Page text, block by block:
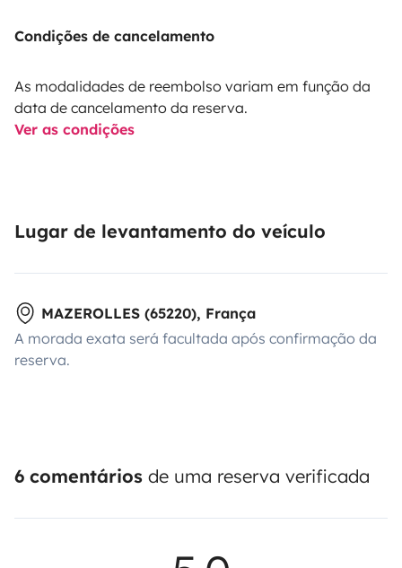
Condições de cancelamento
As modalidades de reembolso variam em função da
data de cancelamento da reserva.
Ver as condições
Lugar de levantamento do veículo
MAZEROLLES (65220), França
A morada exata será facultada após confirmação da
reserva.
6 comentários de uma reserva verificada